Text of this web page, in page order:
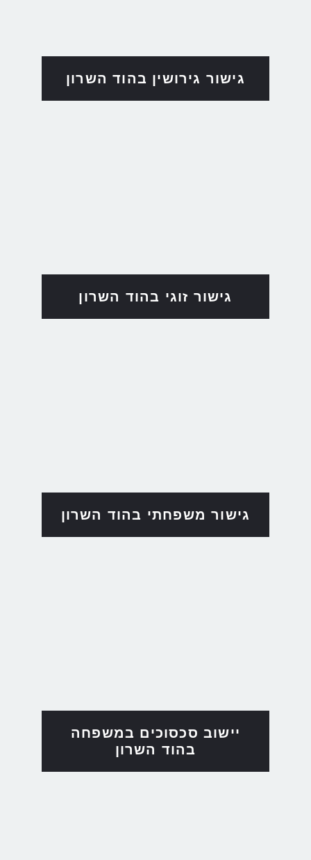
גישור גירושין בהוד השרון
גישור זוגי בהוד השרון
גישור משפחתי בהוד השרון
יישוב סכסוכים במשפחה
בהוד השרון